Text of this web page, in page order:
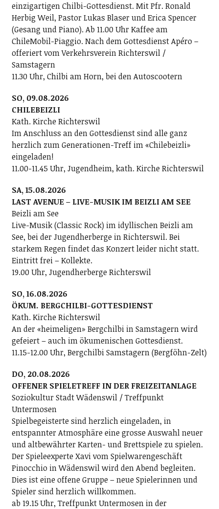
einzigartigen Chilbi-Gottesdienst. Mit Pfr. Ronald
Herbig Weil, Pastor Lukas Blaser und Erica Spencer
(Gesang und Piano). Ab 11.00 Uhr Kaffee am
ChileMobil-Piaggio. Nach dem Gottesdienst Apéro –
offeriert vom Verkehrsverein Richterswil /
Samstagern
11.30 Uhr, Chilbi am Horn, bei den Autoscootern
SO, 09.08.2026
CHILEBEIZLI
Kath. Kirche Richterswil
Im Anschluss an den Gottesdienst sind alle ganz
herzlich zum Generationen-Treff im «Chilebeizli»
eingeladen!
11.00-11.45 Uhr, Jugendheim, kath. Kirche Richterswil
SA, 15.08.2026
LAST AVENUE – LIVE-MUSIK IM BEIZLI AM SEE
Beizli am See
Live-Musik (Classic Rock) im idyllischen Beizli am
See, bei der Jugendherberge in Richterswil. Bei
starkem Regen findet das Konzert leider nicht statt.
Eintritt frei – Kollekte.
19.00 Uhr, Jugendherberge Richterswil
SO, 16.08.2026
ÖKUM. BERGCHILBI-GOTTESDIENST
Kath. Kirche Richterswil
An der «heimeligen» Bergchilbi in Samstagern wird
gefeiert – auch im ökumenischen Gottesdienst.
11.15-12.00 Uhr, Bergchilbi Samstagern (Bergföhn-Zelt)
DO, 20.08.2026
OFFENER SPIELETREFF IN DER FREIZEITANLAGE
Soziokultur Stadt Wädenswil / Treffpunkt
Untermosen
Spielbegeisterte sind herzlich eingeladen, in
entspannter Atmosphäre eine grosse Auswahl neuer
und altbewährter Karten- und Brettspiele zu spielen.
Der Spieleexperte Xavi vom Spielwarengeschäft
Pinocchio in Wädenswil wird den Abend begleiten.
Dies ist eine offene Gruppe – neue Spielerinnen und
Spieler sind herzlich willkommen.
ab 19.15 Uhr, Treffpunkt Untermosen in der